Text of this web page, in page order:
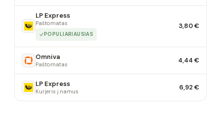
LP Express
Paštomatas
POPULIARIAUSIAS
3,80 €
Omniva
Paštomatas 4,44 €
LP Express
Kurjeris į namus 6,92 €